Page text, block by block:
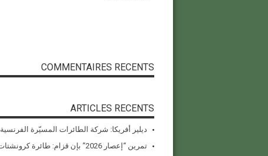
COMMENTAIRES RECENTS
ARTICLES RECENTS
ديلير أفريكا: شركة الطائرات المسيّرة
تمرين “إعصار 2026” بإن قزام: طائرة كرونشتات أوريون مُصوَّرة في العملية